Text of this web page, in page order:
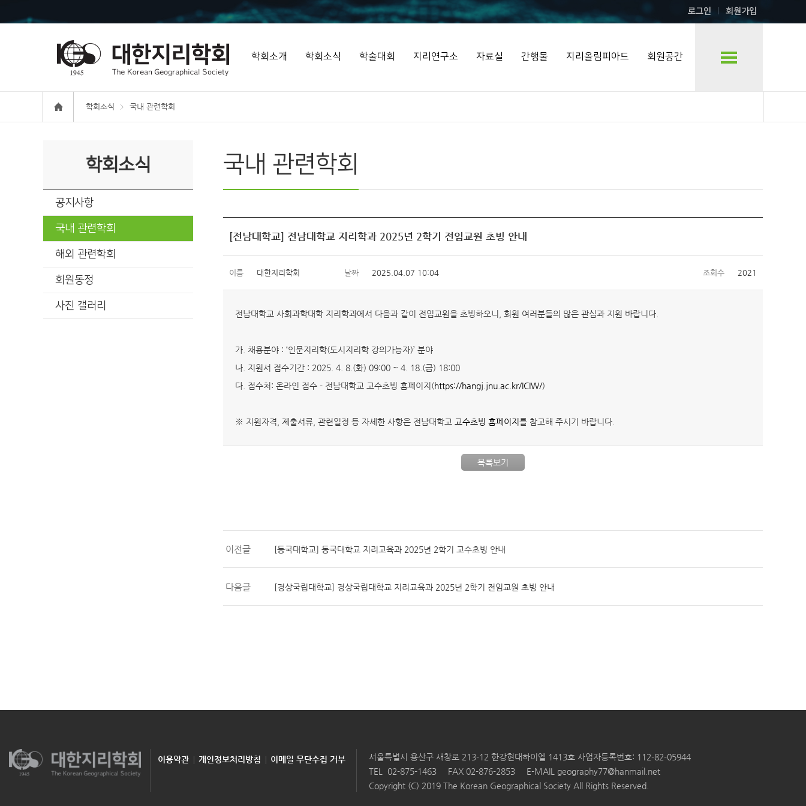
로그인 회원가입
학회소개 학회소식 학술대회 지리연구소 자료실 간행물 지리올림피아드 회원공간
학회소식 국내 관련학회
학회소식
공지사항
국내 관련학회
해외 관련학회
회원동정
사진 갤러리
국내 관련학회
[전남대학교] 전남대학교 지리학과 2025년 2학기 전임교원 초빙 안내
이름 대한지리학회 날짜 2025.04.07 10:04 조회수 2021
전남대학교 사회과학대학 지리학과에서 다음과 같이 전임교원을 초빙하오니, 회원 여러분들의 많은 관심과 지원 바랍니다.
가. 채용분야 : ‘인문지리학(도시지리학 강의가능자)’ 분야
나. 지원서 접수기간 : 2025. 4. 8.(화) 09:00 ~ 4. 18.(금) 18:00
다. 접수처: 온라인 접수 - 전남대학교 교수초빙 홈페이지(https://hangj.jnu.ac.kr/ICIW/)
※ 지원자격, 제출서류, 관련일정 등 자세한 사항은 전남대학교 교수초빙 홈페이지 를 참고해 주시기 바랍니다.
목록보기
이전글 [동국대학교] 동국대학교 지리교육과 2025년 2학기 교수초빙 안내
다음글 [경상국립대학교] 경상국립대학교 지리교육과 2025년 2학기 전임교원 초빙 안내
이용약관 개인정보처리방침 이메일 무단수집 거부 서울특별시 용산구 새창로 213-12 한강현대하이엘 1413호 사업자등록번호: 112-82-05944
TEL 02-875-1463 FAX 02-876-2853 E-MAIL geography77@hanmail.net
Copyright (C) 2019 The Korean Geographical Society All Rights Reserved.